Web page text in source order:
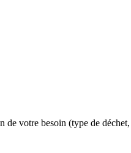
votre besoin (type de